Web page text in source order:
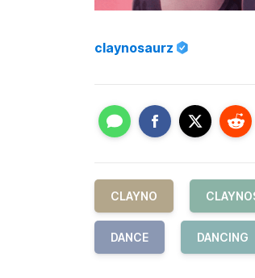
claynosaurz
CLAYNO
DANCE DANCING